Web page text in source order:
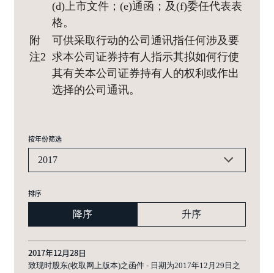
(d)上市文件；(e)通函；及(f)委任代表表
格。
附
注2
可供采取行动的公司通讯指任何涉及要
求本公司证券持有人指示其拟如何行使
其有关本公司证券持有人的权利或作出
选择的公司通讯。
按年份筛选
2017
排序
降序 升序
2017年12月28日
致现时股东(收取网上版本)之函件 - 日期为2017年12月29日之